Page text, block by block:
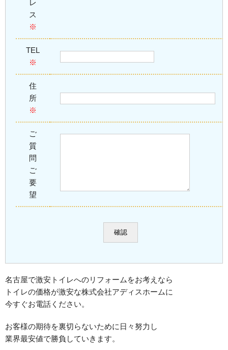
レ
ス
※
TEL
※
住
所
※
ご
質
問
ご
要
望
名古屋で激安トイレへのリフォームをお考えなら
トイレの価格が激安な株式会社アディスホームに
今すぐお電話ください。
お客様の期待を裏切らないために日々努力し
業界最安値で勝負していきます。